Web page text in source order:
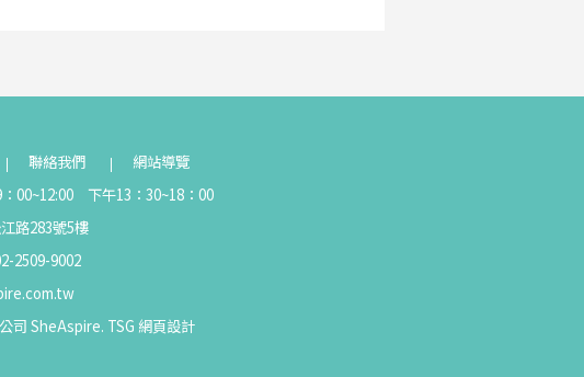
聯絡我們
網站導覽
00~12:00 下午13：30~18：00
路283號5樓
2509-9002
司 SheAspire. TSG 網頁設計